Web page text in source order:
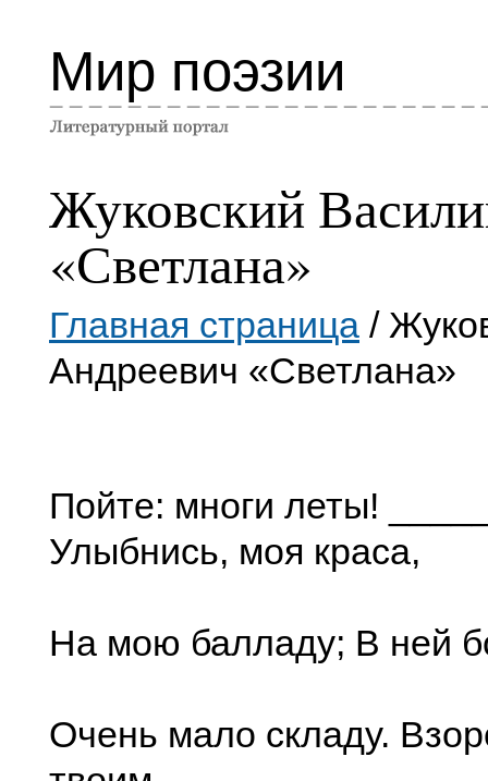
Мир поэзии
Жуковский
«Светлана»
Главная страница /
Андреевич «Светлана»
Пойте: многи леты!
Улыбнись, моя краса,
На мою балладу; В ней
Очень мало складу.